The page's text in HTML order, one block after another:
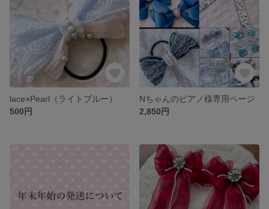
lace×Pearl（ライトブルー）
500円
Nちゃんのピアノ様専用ページ
2,850円